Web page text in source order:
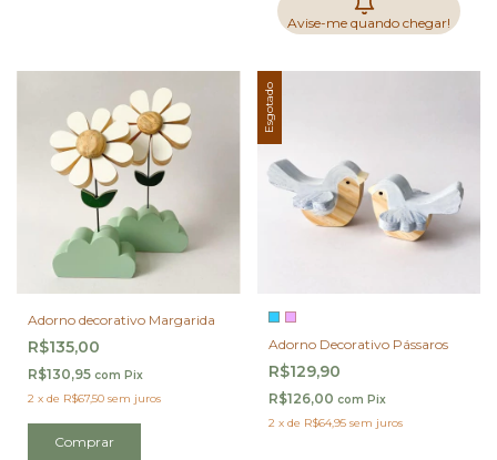
Avise-me quando chegar!
Adorno decorativo Margarida
R$135,00
R$130,95 com Pix
2 x de R$67,50 sem juros
Comprar
Esgotado
Adorno Decorativo Pássaros
R$129,90
R$126,00 com Pix
2 x de R$64,95 sem juros